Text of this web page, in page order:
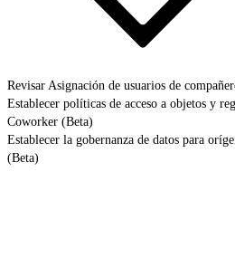
Revisar Asignación de usuarios de
Establecer políticas de acceso a objetos y
Coworker (Beta)
Establecer la gobernanza de datos para
(Beta)